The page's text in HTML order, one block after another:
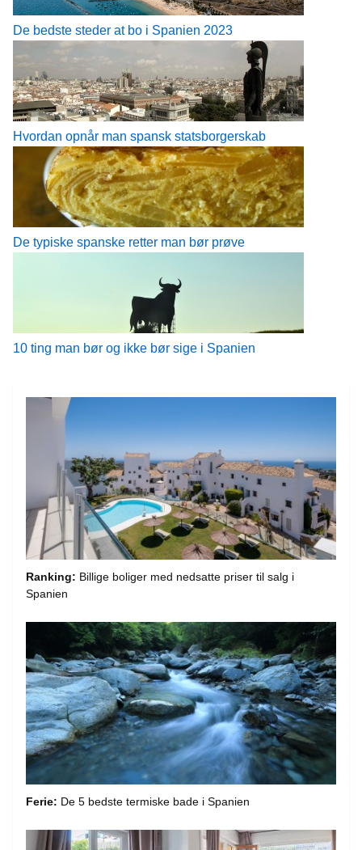
De bedste steder at bo i Spanien 2023
Hvordan opnår man spansk statsborgerskab
De typiske spanske retter man bør prøve
10 ting man bør og ikke bør sige i Spanien
Ranking: Billige boliger med nedsatte priser til salg i
Spanien
Ferie: De 5 bedste termiske bade i Spanien